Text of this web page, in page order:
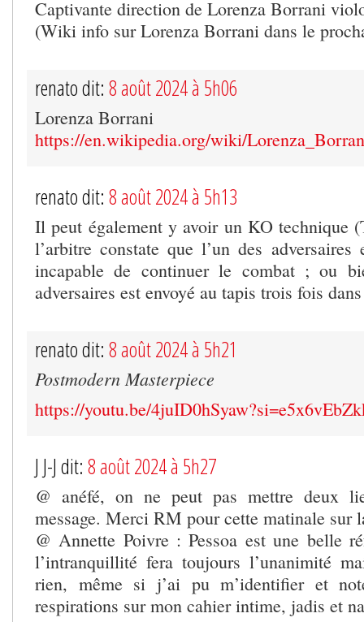
Captivante direction de Lorenza Borrani
(Wiki info sur Lorenza Borrani dans le
renato dit: 8 août 2024 à 5h06
Lorenza Borrani
https://en.wikipedia.org/wiki/
renato dit: 8 août 2024 à 5h13
Il peut également y avoir un KO technique
l’arbitre constate que l’un des
incapable de continuer le combat ; ou
adversaires est envoyé au tapis trois fois
renato dit: 8 août 2024 à 5h21
Postmodern Masterpiece
https://youtu.be/
J J-J dit: 8 août 2024 à 5h27
@ anéfé, on ne peut pas mettre deux
message. Merci RM pour cette matinale sur
@ Annette Poivre : Pessoa est une belle
l’intranquillité fera toujours l’unanimité
rien, même si j’ai pu m’identifier et
respirations sur mon cahier intime, jadis et